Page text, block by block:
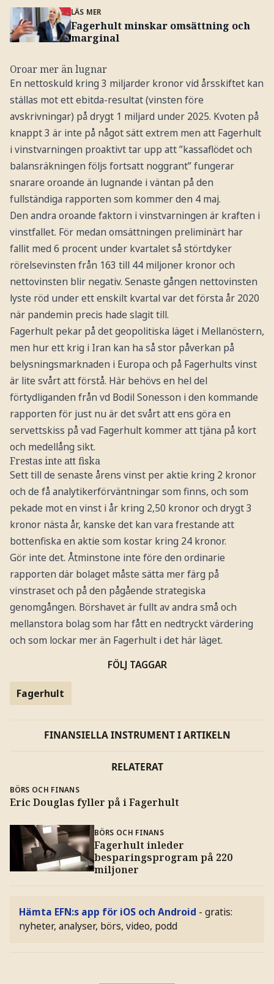
LÄS MER
Fagerhult minskar omsättning och
marginal
Oroar mer än lugnar
En nettoskuld kring 3 miljarder kronor vid årsskiftet kan
ställas mot ett ebitda-resultat (vinsten före
avskrivningar) på drygt 1 miljard under 2025. Kvoten på
knappt 3 är inte på något sätt extrem men att Fagerhult
i vinstvarningen proaktivt tar upp att ”kassaflödet och
balansräkningen följs fortsatt noggrant” fungerar
snarare oroande än lugnande i väntan på den
fullständiga rapporten som kommer den 4 maj.
Den andra oroande faktorn i vinstvarningen är kraften i
vinstfallet. För medan omsättningen preliminärt har
fallit med 6 procent under kvartalet så störtdyker
rörelsevinsten från 163 till 44 miljoner kronor och
nettovinsten blir negativ. Senaste gången nettovinsten
lyste röd under ett enskilt kvartal var det första år 2020
när pandemin precis hade slagit till.
Fagerhult pekar på det geopolitiska läget i Mellanöstern,
men hur ett krig i Iran kan ha så stor påverkan på
belysningsmarknaden i Europa och på Fagerhults vinst
är lite svårt att förstå. Här behövs en hel del
förtydliganden från vd Bodil Sonesson i den kommande
rapporten för just nu är det svårt att ens göra en
servettskiss på vad Fagerhult kommer att tjäna på kort
och medellång sikt.
Frestas inte att fiska
Sett till de senaste årens vinst per aktie kring 2 kronor
och de få analytikerförväntningar som finns, och som
pekade mot en vinst i år kring 2,50 kronor och drygt 3
kronor nästa år, kanske det kan vara frestande att
bottenfiska en aktie som kostar kring 24 kronor.
Gör inte det. Åtminstone inte före den ordinarie
rapporten där bolaget måste sätta mer färg på
vinstraset och på den pågående strategiska
genomgången. Börshavet är fullt av andra små och
mellanstora bolag som har fått en nedtryckt värdering
och som lockar mer än Fagerhult i det här läget.
FÖLJ TAGGAR
Fagerhult
FINANSIELLA INSTRUMENT I ARTIKELN
RELATERAT
BÖRS OCH FINANS
Eric Douglas fyller på i Fagerhult
BÖRS OCH FINANS
Fagerhult inleder
besparingsprogram på 220
miljoner
Hämta EFN:s app för iOS och Android - gratis:
nyheter, analyser, börs, video, podd